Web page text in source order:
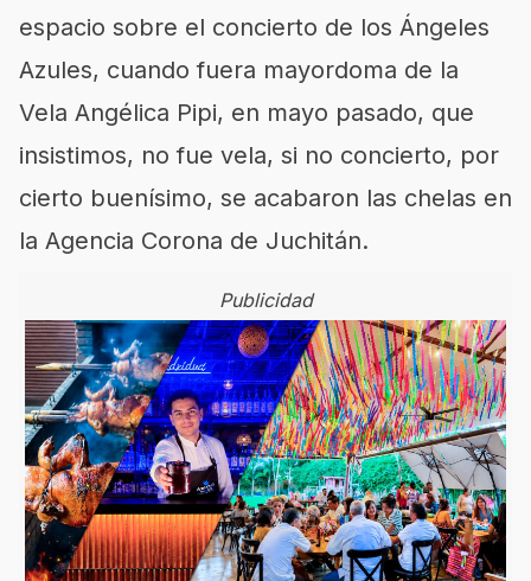
espacio sobre el concierto de los Ángeles
Azules, cuando fuera mayordoma de la
Vela Angélica Pipi, en mayo pasado, que
insistimos, no fue vela, si no concierto, por
cierto buenísimo, se acabaron las chelas en
la Agencia Corona de Juchitán.
Publicidad